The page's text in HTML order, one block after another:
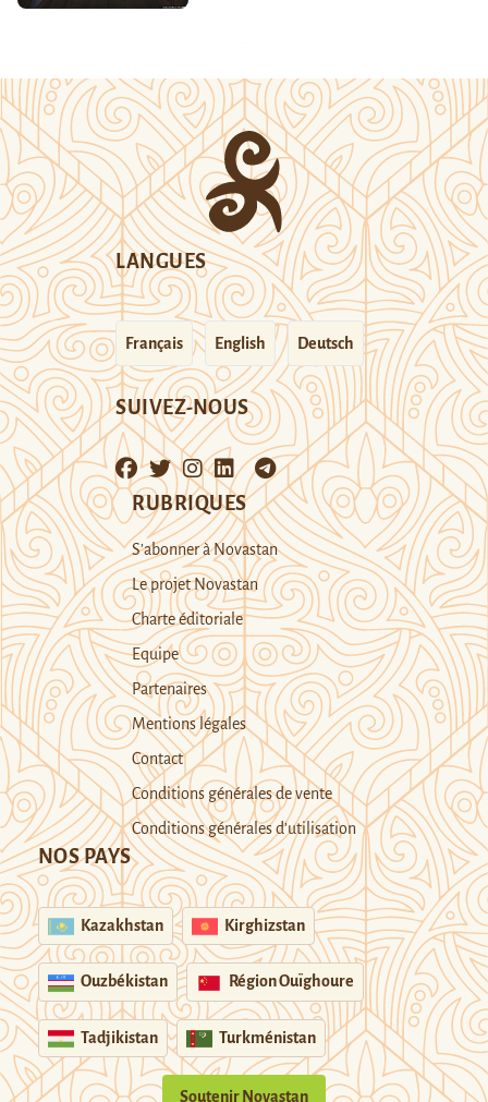
LANGUES
Français English Deutsch
SUIVEZ-NOUS
RUBRIQUES
S’abonner à Novastan
Le projet Novastan
Charte éditoriale
Equipe
Partenaires
Mentions légales
Contact
Conditions générales de vente
Conditions générales d’utilisation
NOS PAYS
Kazakhstan Kirghizstan
Ouzbékistan Région Ouïghoure
Tadjikistan Turkménistan
Soutenir Novastan